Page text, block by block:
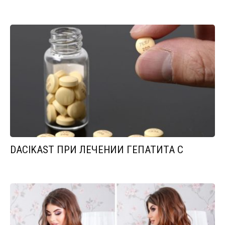
DACIKAST ПРИ ЛЕЧЕНИИ ГЕПАТИТА С